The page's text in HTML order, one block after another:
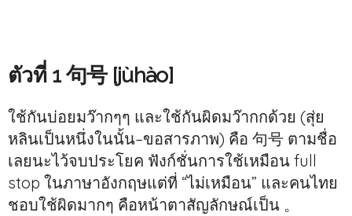
ตัวที่ 1 句号 [jùhào]
ใช้กันบ่อยมว๊ากๆๆ และใช้กันผิดมว๊ากกด้วย (สุ่ย
หลินเป็นหนึ่งในนั้น–ขอสารภาพ) คือ 句号 ตามชื่อ
เลยนะไว้จบประโยค ฟังก์ชั่นการใช้เหมือน full
stop ในภาษาอังกฤษแต่ที่ “ไม่เหมือน” และคนไทย
ชอบใช้ผิดมากๆ คือหน้าตาสัญลักษณ์เป็น 。